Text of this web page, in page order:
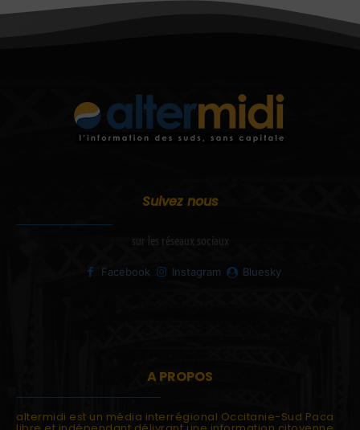
Suivez nous
sur les réseaux sociaux
Facebook Instagram Bluesky
A PROPOS
altermidi est un média interrégional Occitanie-Sud Paca